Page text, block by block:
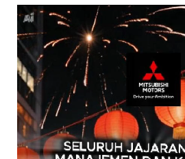
Pemutar